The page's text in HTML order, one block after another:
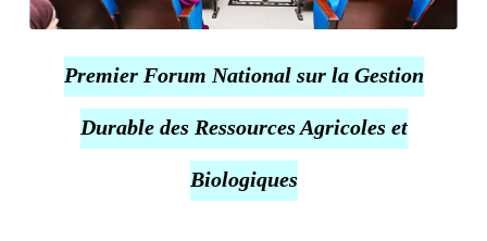
Premier Forum National sur la Gestion
Durable des Ressources Agricoles et
Biologiques